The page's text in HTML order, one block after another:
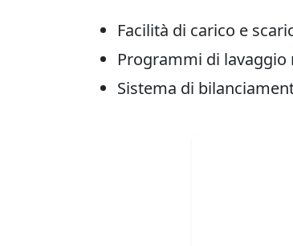
Facilità di carico e
Programmi di
Sistema di